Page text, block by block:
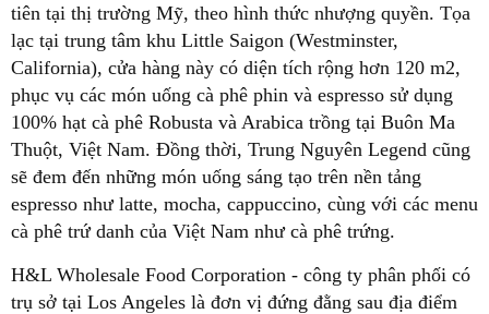
tiên tại thị trường Mỹ, theo hình thức nhượng quyền. Tọa
lạc tại trung tâm khu Little Saigon (Westminster,
California), cửa hàng này có diện tích rộng hơn 120 m2,
phục vụ các món uống cà phê phin và espresso sử dụng
100% hạt cà phê Robusta và Arabica trồng tại Buôn Ma
Thuột, Việt Nam. Đồng thời, Trung Nguyên Legend cũng
sẽ đem đến những món uống sáng tạo trên nền tảng
espresso như latte, mocha, cappuccino, cùng với các menu
cà phê trứ danh của Việt Nam như cà phê trứng.
H&L Wholesale Food Corporation - công ty phân phối có
trụ sở tại Los Angeles là đơn vị đứng đằng sau địa điểm